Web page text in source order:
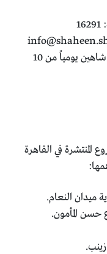
مواعيد الاتصال بخدمة عملاء سنتر شاهين يومياً من 10
في القاهرة
ميدان النعام.
حسن المأمون.